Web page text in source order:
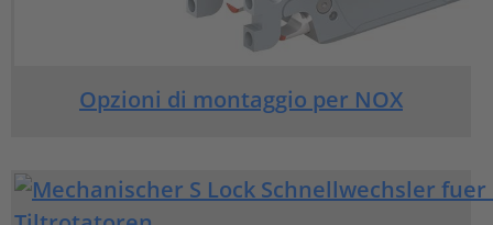
Opzioni di montaggio per NOX